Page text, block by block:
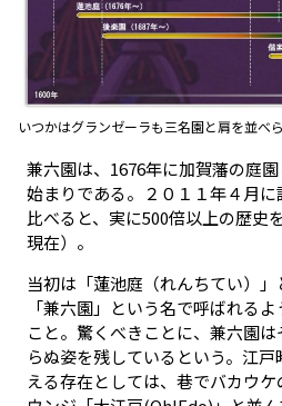
いつかはグランゼーラも三名園と肩を並べ
兼六園は、1676年に加賀藩の庭
始まりである。２０１１年４月
比べると、実に500倍以上の歴史
現在）。
当初は「蓮池庭（れんちてい）
「兼六園」という名で呼ばれる
こと。驚くべきことに、兼六園
らぬ姿を残しているという。江
える存在としては、巷でバカウ